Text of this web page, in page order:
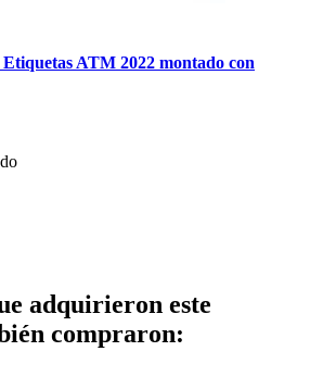
ATM 2022 montado con
adquirieron este
compraron: